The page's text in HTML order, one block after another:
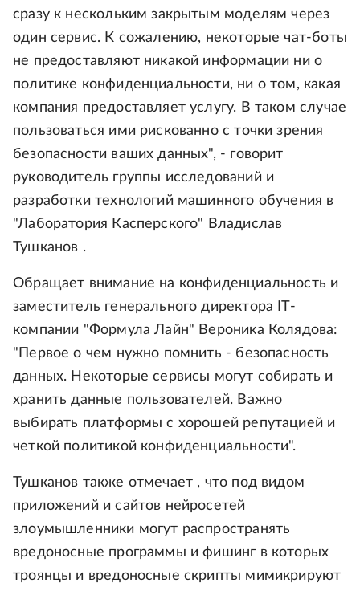
сразу к нескольким закрытым моделям через
один сервис. К сожалению, некоторые чат-боты
не предоставляют никакой информации ни о
политике конфиденциальности, ни о том, какая
компания предоставляет услугу. В таком случае
пользоваться ими рискованно с точки зрения
безопасности ваших данных", - говорит
руководитель группы исследований и
разработки технологий машинного обучения в
"Лаборатория Касперского" Владислав
Тушканов .
Обращает внимание на конфиденциальность и
заместитель генерального директора IT-
компании "Формула Лайн" Вероника Колядова:
"Первое о чем нужно помнить - безопасность
данных. Некоторые сервисы могут собирать и
хранить данные пользователей. Важно
выбирать платформы с хорошей репутацией и
четкой политикой конфиденциальности".
Тушканов также отмечает , что под видом
приложений и сайтов нейросетей
злоумышленники могут распространять
вредоносные программы и фишинг в которых
троянцы и вредоносные скрипты мимикрируют